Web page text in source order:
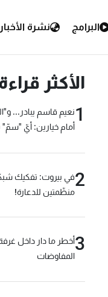
البرامج نشرة الأخبار
الأكثر
1نعيم قاسم يبادر...
أمام خيارين: أيّ "سمّ"
2في بيروت: تفكيك
منظّمتين للدعارة!
3أخطر ما دار داخل
المفاوضات